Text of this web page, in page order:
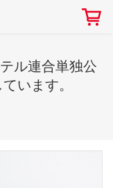
会社概要
工場での取り組み
しょうがを食べてお悩
ル連合単独公
います。